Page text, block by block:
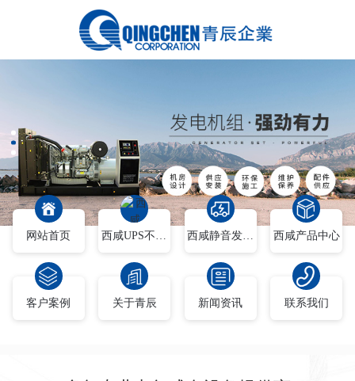
网站首页 西咸UPS不间断电源 西咸静音发电车 西咸产品中心
客户案例 关于青辰 新闻资讯 联系我们